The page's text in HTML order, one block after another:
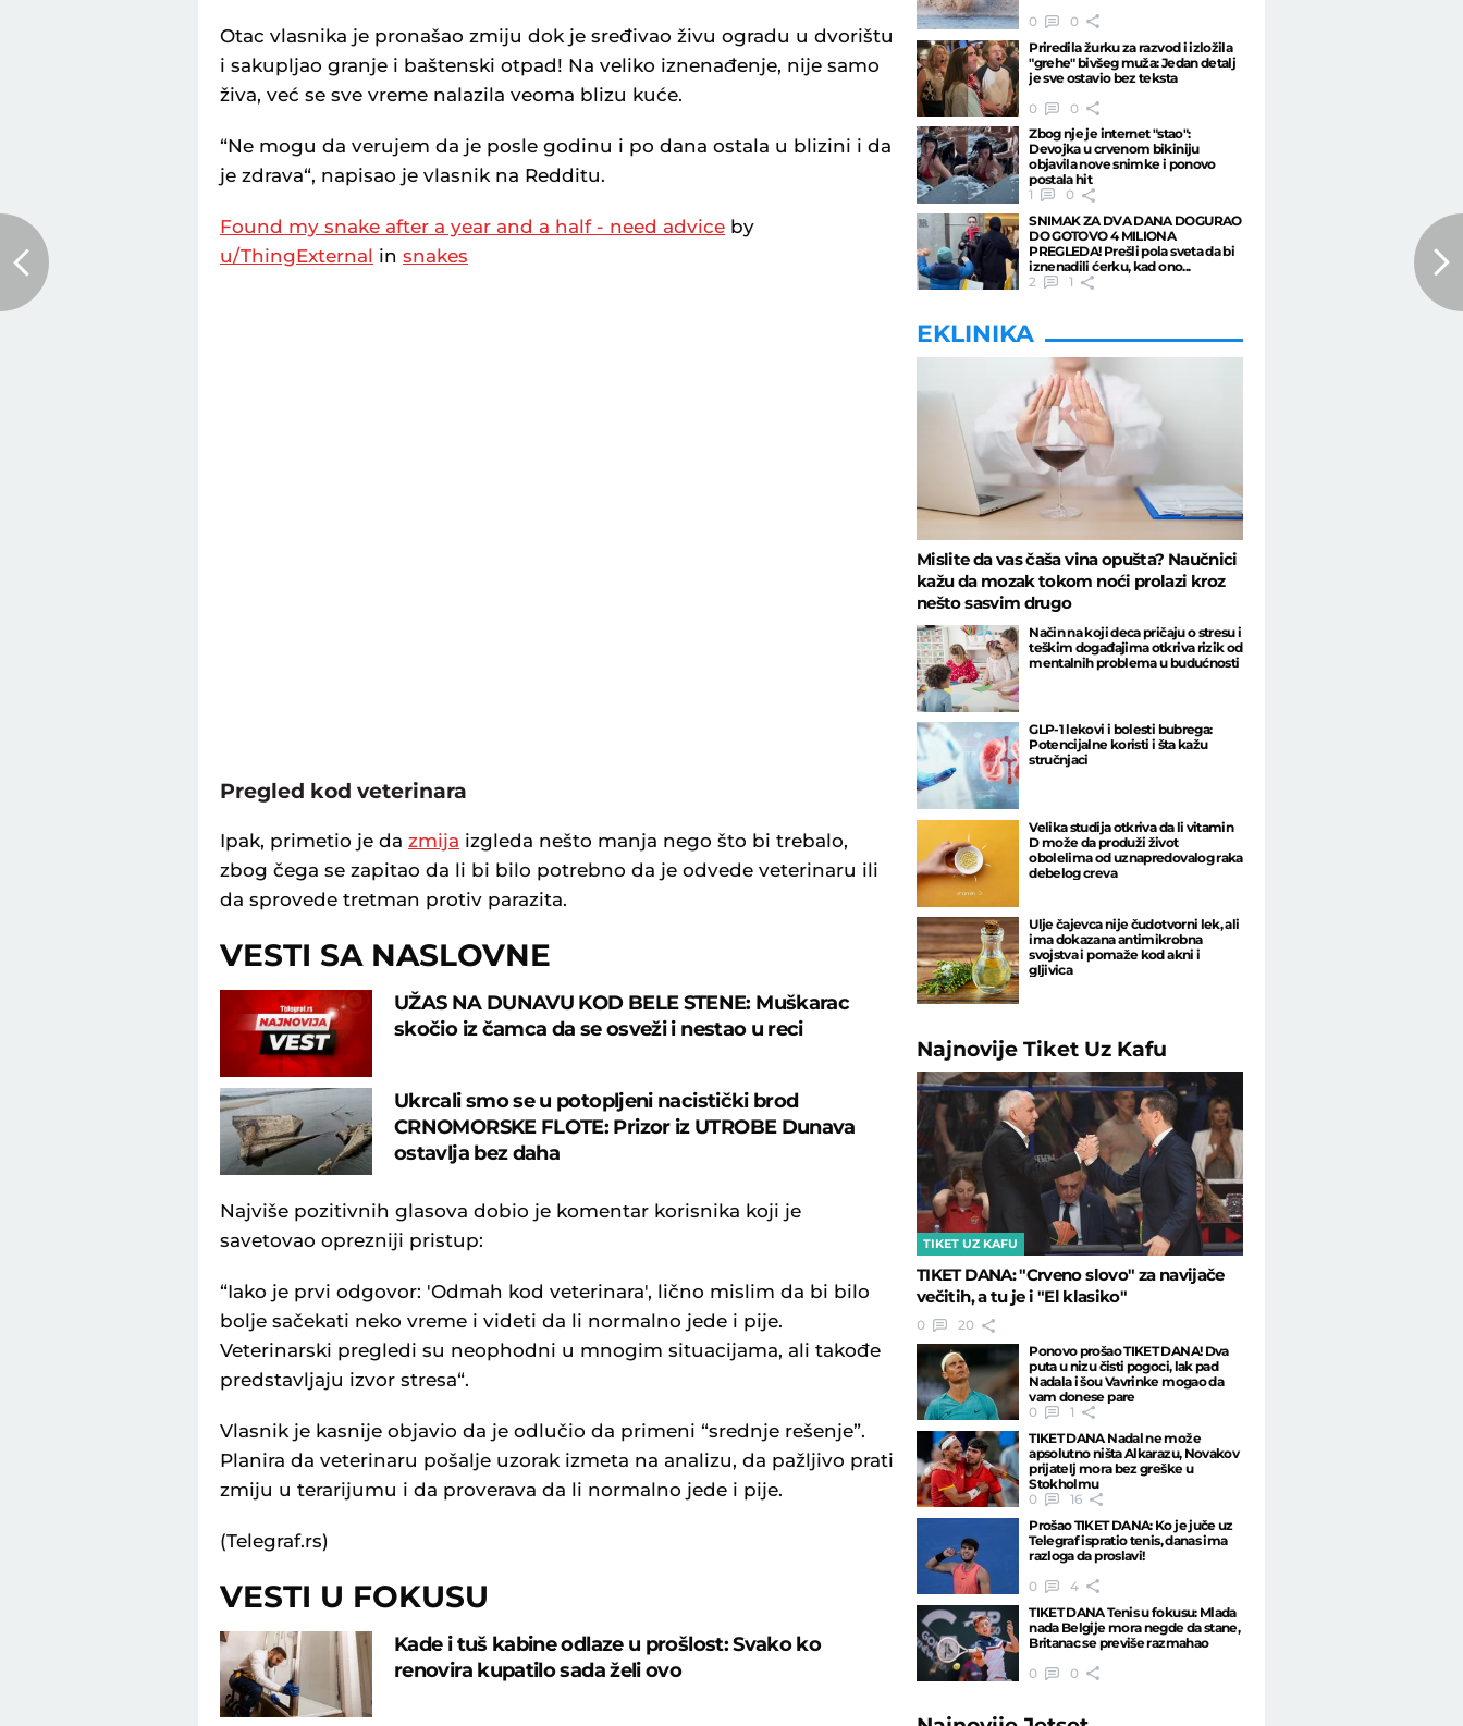
Otac vlasnika je pronašao zmiju dok je sređivao živu ogradu u dvorištu
i sakupljao granje i baštenski otpad! Na veliko iznenađenje, nije samo
živa, već se sve vreme nalazila veoma blizu kuće.
“Ne mogu da verujem da je posle godinu i po dana ostala u blizini i da
je zdrava“, napisao je vlasnik na Redditu.
Found my snake after a year and a half - need advice by
u/ThingExternal in snakes
Pregled kod veterinara
Ipak, primetio je da zmija izgleda nešto manja nego što bi trebalo,
zbog čega se zapitao da li bi bilo potrebno da je odvede veterinaru ili
da sprovede tretman protiv parazita.
VESTI SA NASLOVNE
UŽAS NA DUNAVU KOD BELE STENE: Muškarac
skočio iz čamca da se osveži i nestao u reci
Ukrcali smo se u potopljeni nacistički brod
CRNOMORSKE FLOTE: Prizor iz UTROBE Dunava
ostavlja bez daha
Najviše pozitivnih glasova dobio je komentar korisnika koji je
savetovao oprezniji pristup:
“Iako je prvi odgovor: 'Odmah kod veterinara', lično mislim da bi bilo
bolje sačekati neko vreme i videti da li normalno jede i pije.
Veterinarski pregledi su neophodni u mnogim situacijama, ali takođe
predstavljaju izvor stresa“.
Vlasnik je kasnije objavio da je odlučio da primeni “srednje rešenje”.
Planira da veterinaru pošalje uzorak izmeta na analizu, da pažljivo prati
zmiju u terarijumu i da proverava da li normalno jede i pije.
(Telegraf.rs)
VESTI U FOKUSU
Kade i tuš kabine odlaze u prošlost: Svako ko
renovira kupatilo sada želi ovo
0
0
Priredila žurku za razvod i izložila
"grehe" bivšeg muža: Jedan detalj
je sve ostavio bez teksta
0
0
Zbog nje je internet "stao":
Devojka u crvenom bikiniju
objavila nove snimke i ponovo
postala hit
1
0
SNIMAK ZA DVA DANA DOGURAO
DO GOTOVO 4 MILIONA
PREGLEDA! Prešli pola sveta da bi
iznenadili ćerku, kad ono...
2
1
EKLINIKA
Mislite da vas čaša vina opušta? Naučnici
kažu da mozak tokom noći prolazi kroz
nešto sasvim drugo
Način na koji deca pričaju o stresu i
teškim događajima otkriva rizik od
mentalnih problema u budućnosti
GLP-1 lekovi i bolesti bubrega:
Potencijalne koristi i šta kažu
stručnjaci
Velika studija otkriva da li vitamin
D može da produži život
obolelima od uznapredovalog raka
debelog creva
Ulje čajevca nije čudotvorni lek, ali
ima dokazana antimikrobna
svojstva i pomaže kod akni i
gljivica
NajnovijeTiket Uz Kafu
TIKET UZ KAFU
TIKET DANA: "Crveno slovo" za navijače
večitih, a tu je i "El klasiko"
0
20
Ponovo prošao TIKET DANA! Dva
puta u nizu čisti pogoci, lak pad
Nadala i šou Vavrinke mogao da
vam donese pare
0
1
TIKET DANA Nadal ne može
apsolutno ništa Alkarazu, Novakov
prijatelj mora bez greške u
Stokholmu
0
16
Prošao TIKET DANA: Ko je juče uz
Telegraf ispratio tenis, danas ima
razloga da proslavi!
0
4
TIKET DANA Tenis u fokusu: Mlada
nada Belgije mora negde da stane,
Britanac se previše razmahao
0
0